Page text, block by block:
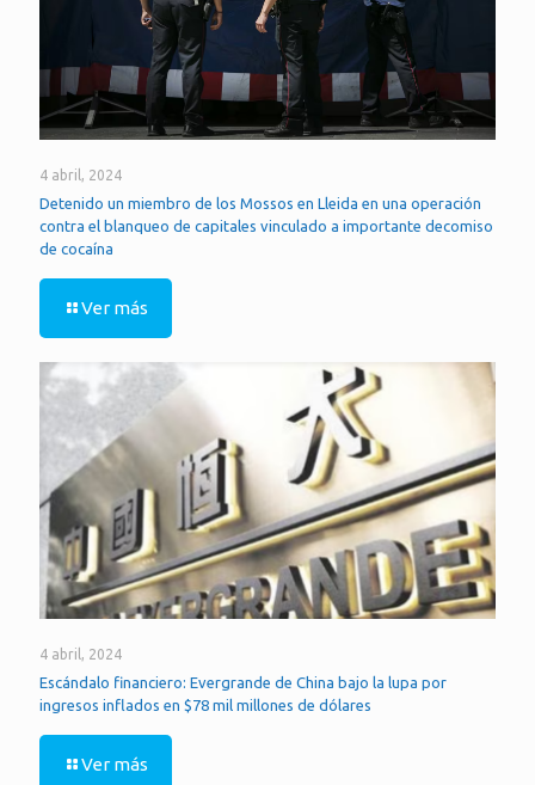
4 abril, 2024
Detenido un miembro de los Mossos en Lleida en una operación
contra el blanqueo de capitales vinculado a importante decomiso
de cocaína
Ver más
4 abril, 2024
Escándalo financiero: Evergrande de China bajo la lupa por
ingresos inflados en $78 mil millones de dólares
Ver más